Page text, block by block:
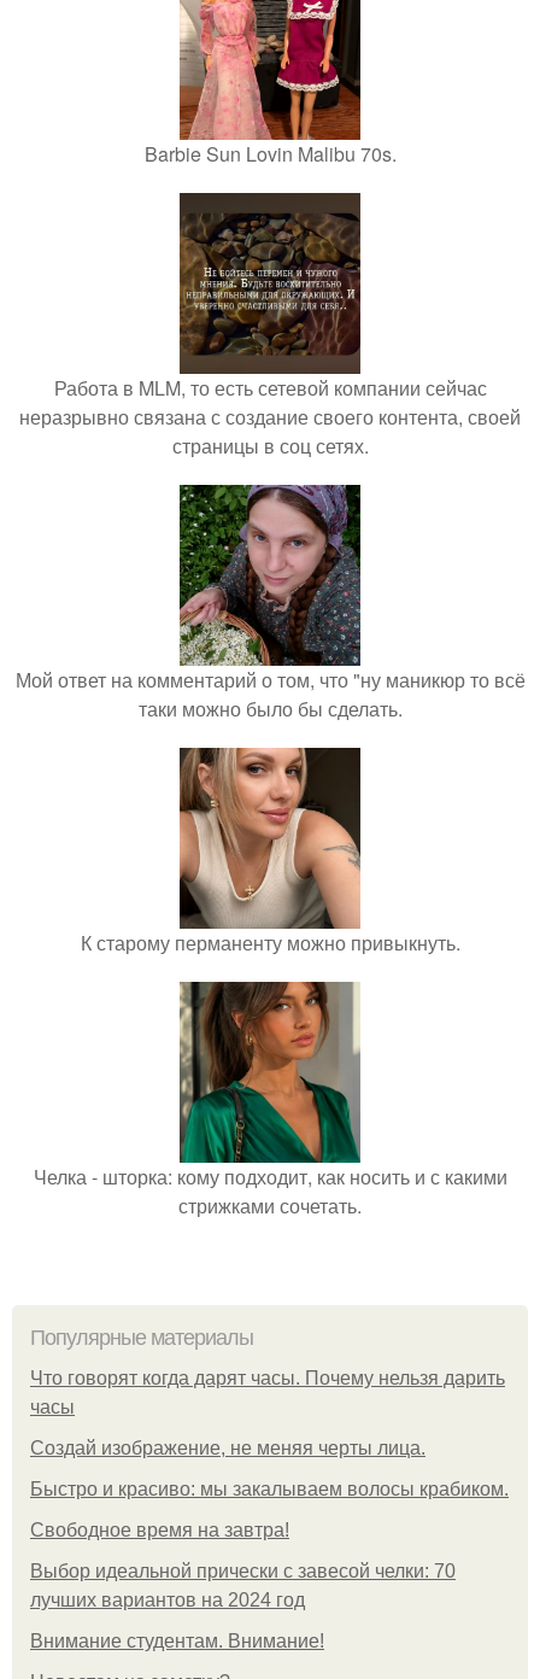
Barbie Sun Lovin Malibu 70s.
Работа в MLM, то есть сетевой компании сейчас
неразрывно связана с создание своего контента, своей
страницы в соц сетях.
Мой ответ на комментарий о том, что "ну маникюр то всё
таки можно было бы сделать.
К старому перманенту можно привыкнуть.
Челка - шторка: кому подходит, как носить и с какими
стрижками сочетать.
Популярные материалы
Что говорят когда дарят часы. Почему нельзя дарить
часы
Создай изображение, не меняя черты лица.
Быстро и красиво: мы закалываем волосы крабиком.
Свободное время на завтра!
Выбор идеальной прически с завесой челки: 70
лучших вариантов на 2024 год
Внимание студентам. Внимание!